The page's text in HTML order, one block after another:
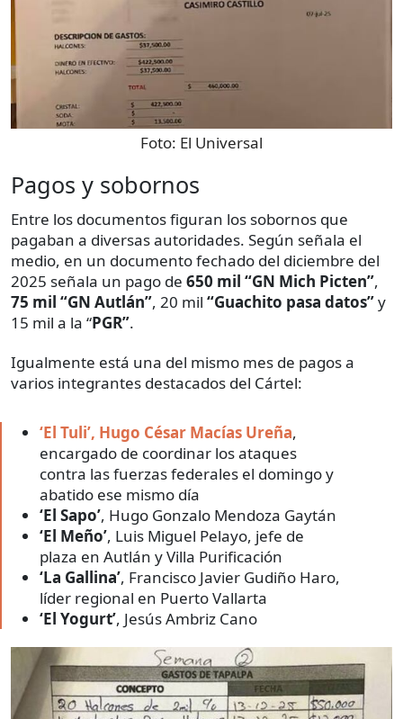
Foto: El Universal
Pagos y sobornos
Entre los documentos figuran los sobornos que
pagaban a diversas autoridades. Según señala el
medio, en un documento fechado del diciembre del
2025 señala un pago de 650 mil “GN Mich Picten”,
75 mil “GN Autlán”, 20 mil “Guachito pasa datos”y
15 mil a la “PGR”.
Igualmente está una del mismo mes de pagos a
varios integrantes destacados del Cártel:
‘El Tuli’, Hugo César Macías Ureña,
encargado de coordinar los ataques
contra las fuerzas federales el domingo y
abatido ese mismo día
‘El Sapo’, Hugo Gonzalo Mendoza Gaytán
‘El Meño’, Luis Miguel Pelayo, jefe de
plaza en Autlán y Villa Purificación
‘La Gallina’, Francisco Javier Gudiño Haro,
líder regional en Puerto Vallarta
‘El Yogurt’, Jesús Ambriz Cano